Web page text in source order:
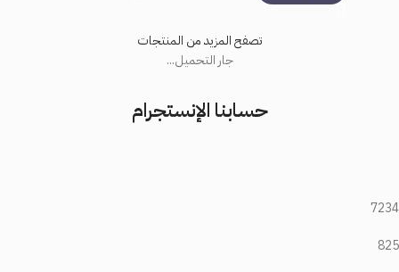
تصفح المزيد من المنتجات
جار التحميل...
حسابنا الإنستجرام
7234
825